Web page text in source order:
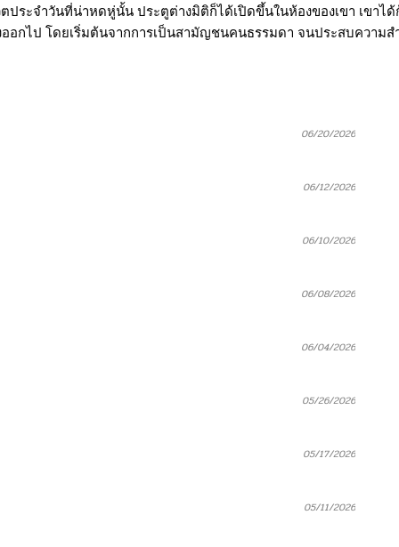
ระจำวันที่น่าหดหู่นั้น ประตูต่างมิติก็ได้เปิดขึ้นในห้องของเขา เขาได้
อกไป โดยเริ่มต้นจากการเป็นสามัญชนคนธรรมดา จนประสบความ
06/20/2026
06/12/2026
06/10/2026
06/08/2026
06/04/2026
05/26/2026
05/17/2026
05/11/2026